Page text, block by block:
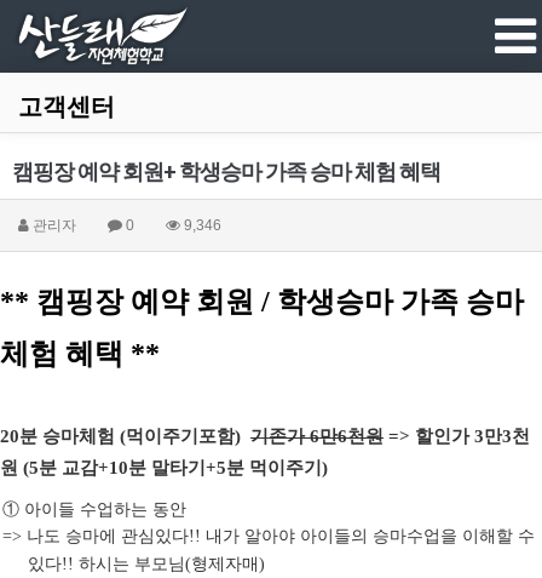
고객센터
캠핑장 예약 회원+ 학생승마 가족 승마 체험 혜택
관리자 0 9,346
** 캠핑장 예약 회원 / 학생승마 가족 승마
체험 혜택 **
20분 승마체험 (먹이주기포함) 기존가 6만6천원 => 할인가 3만3천
원 (5분 교감+10분 말타기+5분 먹이주기)
① 아이들 수업하는 동안
=> 나도 승마에 관심있다!! 내가 알아야 아이들의 승마수업을 이해할 수
있다!! 하시는 부모님(형제자매)